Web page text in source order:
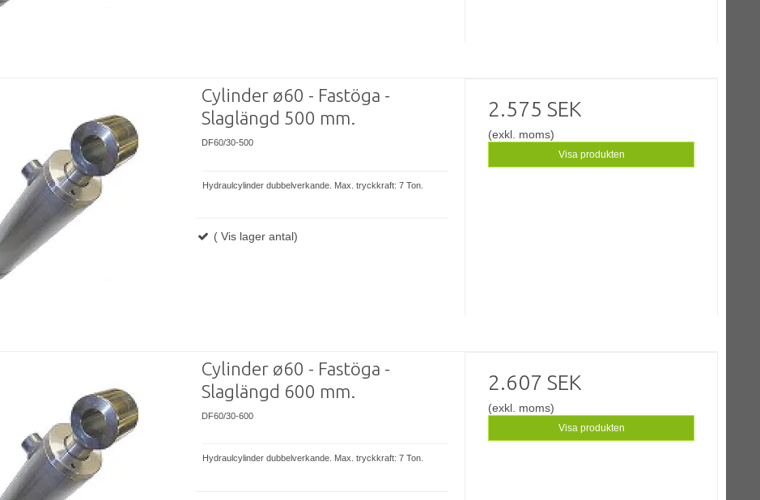
Cylinder ø60 - Fastöga -
Slaglängd 500 mm.
DF60/30-500
Hydraulcylinder dubbelverkande. Max. tryckkraft: 7 Ton.
( Vis lager antal)
2.575 SEK
(exkl. moms)
Visa produkten
Cylinder ø60 - Fastöga -
Slaglängd 600 mm.
DF60/30-600
Hydraulcylinder dubbelverkande. Max. tryckkraft: 7 Ton.
2.607 SEK
(exkl. moms)
Visa produkten